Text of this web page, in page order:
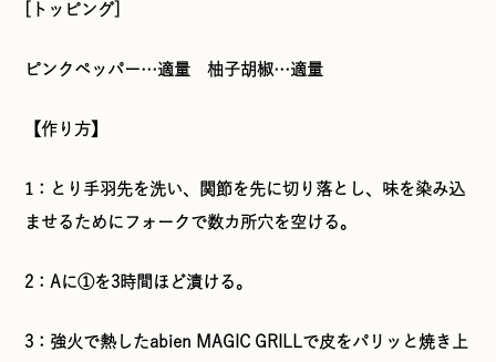
[トッピング]
ピンクペッパー…適量 柚子胡椒…適量
【作り方】
1：とり手羽先を洗い、関節を先に切り落とし、味を染み込
ませるためにフォークで数カ所穴を空ける。
2：Aに①を3時間ほど漬ける。
3：強火で熱したabien MAGIC GRILLで皮をパリッと焼き上